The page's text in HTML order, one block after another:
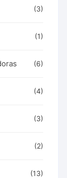
(3)
(1)
(6)
(4)
(3)
(2)
(13)